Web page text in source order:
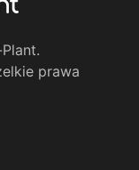
prawa